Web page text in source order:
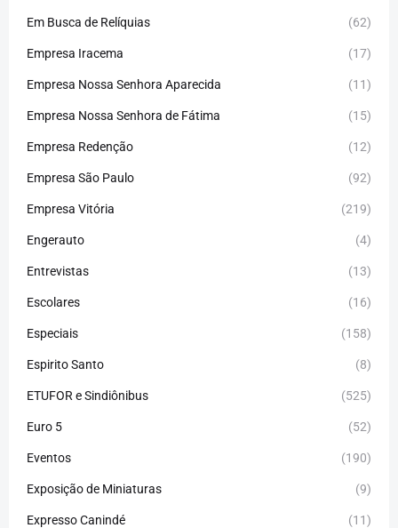
Em Busca de Relíquias (62)
Empresa Iracema (17)
Empresa Nossa Senhora Aparecida (11)
Empresa Nossa Senhora de Fátima (15)
Empresa Redenção (12)
Empresa São Paulo (92)
Empresa Vitória (219)
Engerauto (4)
Entrevistas (13)
Escolares (16)
Especiais (158)
Espirito Santo (8)
ETUFOR e Sindiônibus (525)
Euro 5 (52)
Eventos (190)
Exposição de Miniaturas (9)
Expresso Canindé (11)